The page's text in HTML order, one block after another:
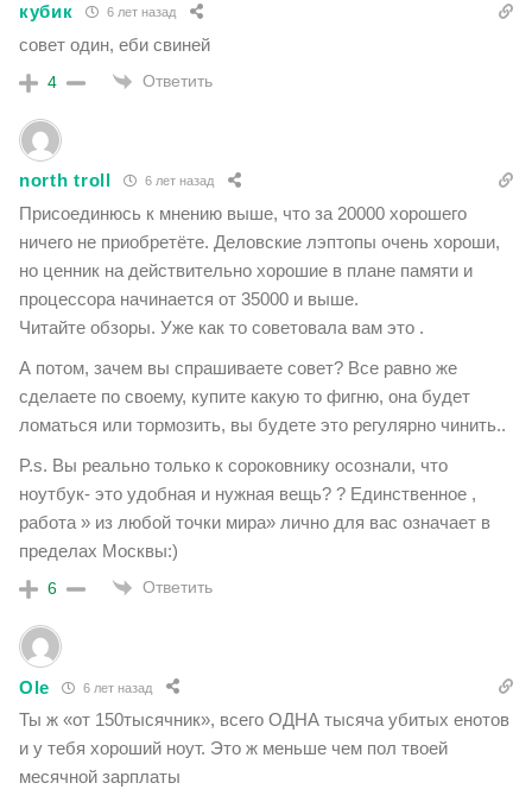
кубик 6 лет назад
совет один, еби свиней
4 Ответить
north troll 6 лет назад
Присоединюсь к мнению выше, что за 20000 хорошего
ничего не приобретёте. Деловские лэптопы очень хороши,
но ценник на действительно хорошие в плане памяти и
процессора начинается от 35000 и выше.
Читайте обзоры. Уже как то советовала вам это .
А потом, зачем вы спрашиваете совет? Все равно же
сделаете по своему, купите какую то фигню, она будет
ломаться или тормозить, вы будете это регулярно чинить..
P.s. Вы реально только к сороковнику осознали, что
ноутбук- это удобная и нужная вещь? ? Единственное ,
работа » из любой точки мира» лично для вас означает в
пределах Москвы:)
6 Ответить
Ole 6 лет назад
Ты ж «от 150тысячник», всего ОДНА тысяча убитых енотов
и у тебя хороший ноут. Это ж меньше чем пол твоей
месячной зарплаты